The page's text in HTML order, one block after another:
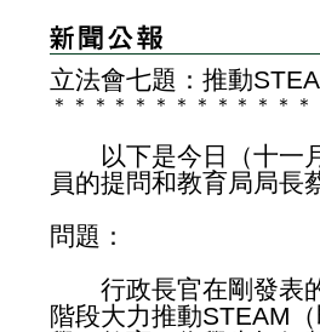
立法會七題：推動
＊ ＊ ＊ ＊ ＊ ＊ ＊ ＊ ＊ ＊ ＊ ＊ ＊
以下是今日（十一月
員的提問和教育局局長
問題：
行政長官在剛發表的
階段大力推動STEAM